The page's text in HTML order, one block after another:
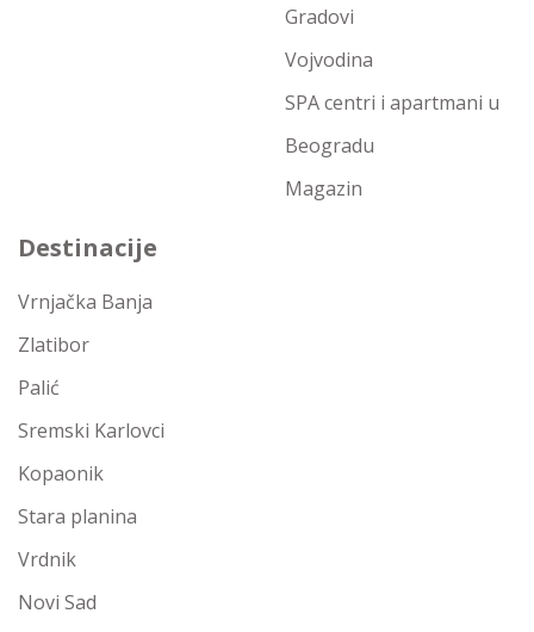
Gradovi
Vojvodina
SPA centri i apartmani u
Beogradu
Magazin
Destinacije
Vrnjačka Banja
Zlatibor
Palić
Sremski Karlovci
Kopaonik
Stara planina
Vrdnik
Novi Sad